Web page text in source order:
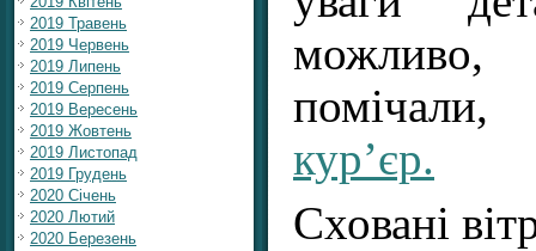
2019 Травень
2019 Червень
2019 Липень
2019 Серпень
2019 Вересень
2019 Жовтень
2019 Листопад
2019 Грудень
2020 Січень
2020 Лютий
2020 Березень
кур’єр.
Сховані